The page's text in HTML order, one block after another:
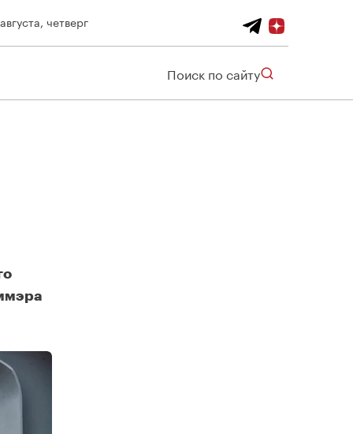
четверг
Поиск по сайту